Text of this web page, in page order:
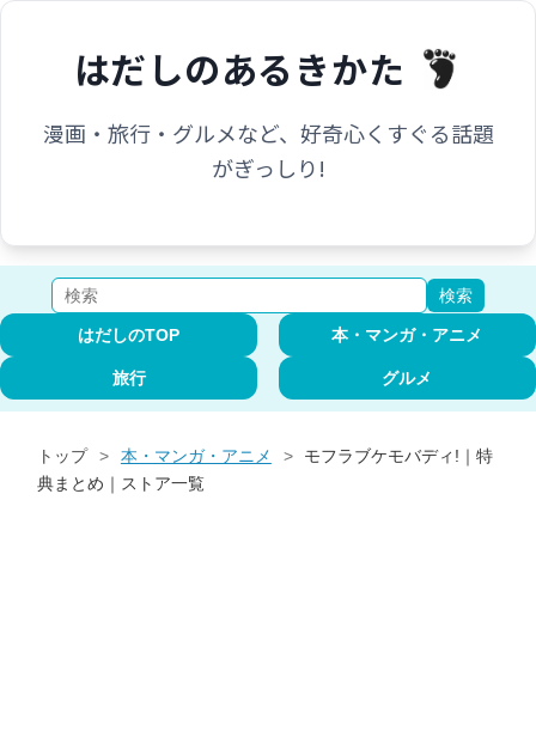
はだしのあるきかた
漫画・旅行・グルメなど、好奇心くすぐる話題
がぎっしり!
検索
はだしのTOP 本・マンガ・アニメ
旅行 グルメ
トップ > 本・マンガ・アニメ >
モフラブケモバディ!｜特
典まとめ｜ストア一覧